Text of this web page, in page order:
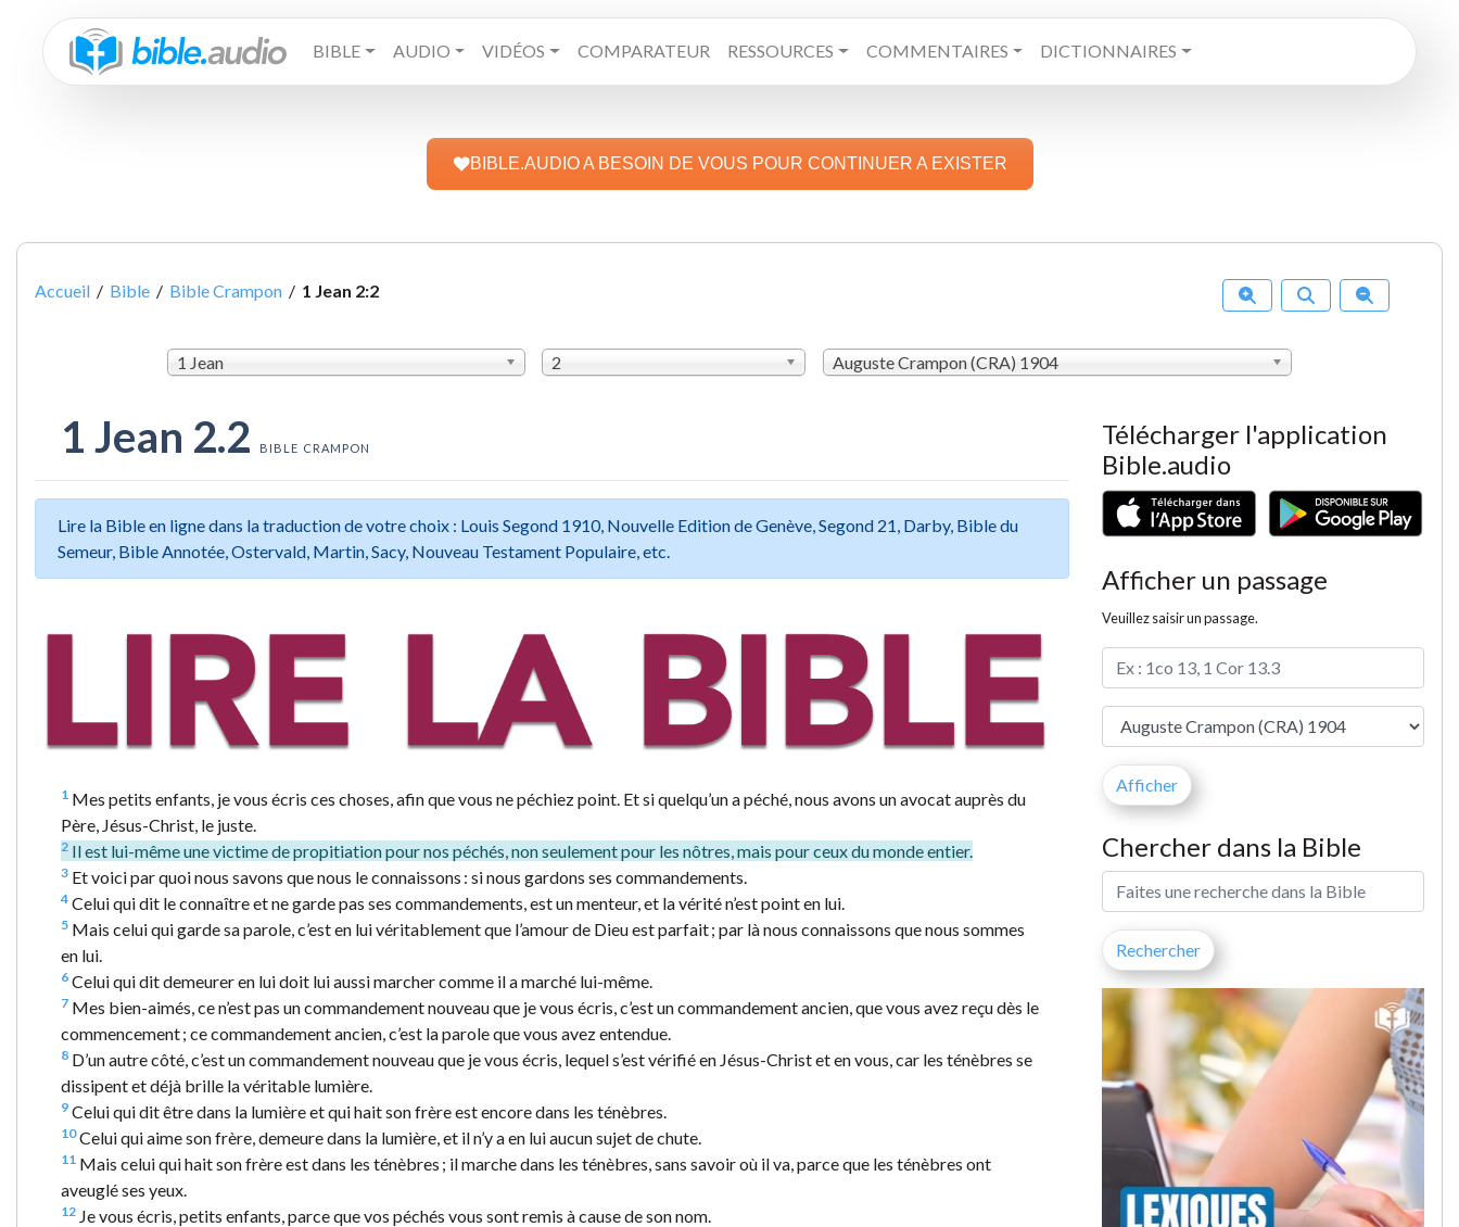
BIBLE AUDIO VIDÉOS COMPARATEUR RESSOURCES COMMENTAIRES DICTIONNAIRES
BIBLE.AUDIO A BESOIN DE VOUS POUR CONTINUER A EXISTER
Accueil / Bible / Bible Crampon / 1 Jean 2:2
1 Jean 2 Auguste Crampon (CRA) 1904
1 Jean 2.2 BIBLE CRAMPON
Lire la Bible en ligne dans la traduction de votre choix : Louis Segond 1910, Nouvelle Edition de Genève, Segond 21, Darby, Bible du
Semeur, Bible Annotée, Ostervald, Martin, Sacy, Nouveau Testament Populaire, etc.
1 Mes petits enfants, je vous écris ces choses, afin que vous ne péchiez point. Et si quelqu’un a péché, nous avons un avocat auprès du
Père, Jésus-Christ, le juste.
2 Il est lui-même une victime de propitiation pour nos péchés, non seulement pour les nôtres, mais pour ceux du monde entier.
3 Et voici par quoi nous savons que nous le connaissons : si nous gardons ses commandements.
4 Celui qui dit le connaître et ne garde pas ses commandements, est un menteur, et la vérité n’est point en lui.
5 Mais celui qui garde sa parole, c’est en lui véritablement que l’amour de Dieu est parfait ; par là nous connaissons que nous sommes
en lui.
6 Celui qui dit demeurer en lui doit lui aussi marcher comme il a marché lui-même.
7 Mes bien-aimés, ce n’est pas un commandement nouveau que je vous écris, c’est un commandement ancien, que vous avez reçu dès le
commencement ; ce commandement ancien, c’est la parole que vous avez entendue.
8 D’un autre côté, c’est un commandement nouveau que je vous écris, lequel s’est vérifié en Jésus-Christ et en vous, car les ténèbres se
dissipent et déjà brille la véritable lumière.
9 Celui qui dit être dans la lumière et qui hait son frère est encore dans les ténèbres.
10Celui qui aime son frère, demeure dans la lumière, et il n’y a en lui aucun sujet de chute.
11 Mais celui qui hait son frère est dans les ténèbres ; il marche dans les ténèbres, sans savoir où il va, parce que les ténèbres ont
aveuglé ses yeux.
12 Je vous écris, petits enfants, parce que vos péchés vous sont remis à cause de son nom.
Télécharger l'application
Bible.audio
Afficher un passage
Veuillez saisir un passage.
Chercher dans la Bible